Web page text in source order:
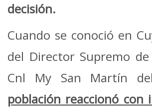
decisión.
Cuando se conoció en
del Director Supremo
Cnl My San Martín
población reaccionó con